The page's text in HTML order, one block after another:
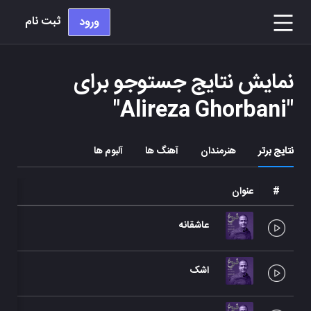
ورود ثبت نام
نمایش نتایج جستوجو برای
"
Alireza Ghorbani
"
نتایج برتر هنرمندان آهنگ ها آلبوم ها
# عنوان
عاشقانه
اشک